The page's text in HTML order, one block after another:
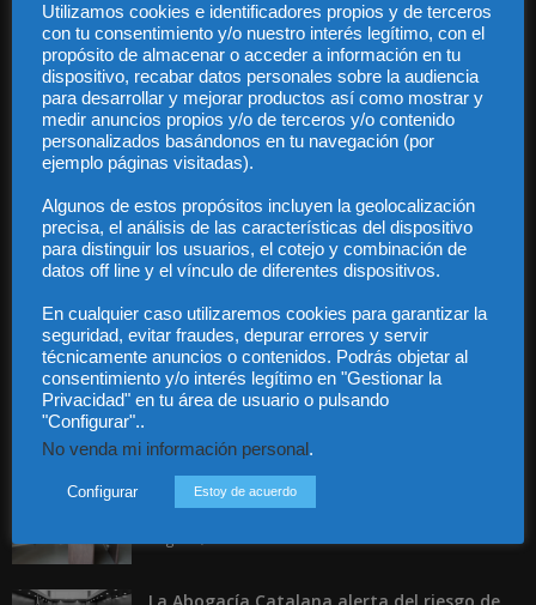
Audiencia y Publicidad
Quiénes somos
Legal
Privacidad
Guía Colaboradores
Contáctanos: info@diariojuridico.com
Incluso más noticias
Especialización total: por qué TBF Abogados
es el referente en derecho...
La Abogacía Catalana alerta del riesgo de
Utilizamos cookies e identificadores propios y de terceros
con tu consentimiento y/o nuestro interés legítimo, con el
propósito de almacenar o acceder a información en tu
dispositivo, recabar datos personales sobre la audiencia
para desarrollar y mejorar productos así como mostrar y
medir anuncios propios y/o de terceros y/o contenido
personalizados basándonos en tu navegación (por
ejemplo páginas visitadas).
Algunos de estos propósitos incluyen la geolocalización
precisa, el análisis de las características del dispositivo
para distinguir los usuarios, el cotejo y combinación de
datos off line y el vínculo de diferentes dispositivos.
En cualquier caso utilizaremos cookies para garantizar la
seguridad, evitar fraudes, depurar errores y servir
técnicamente anuncios o contenidos. Podrás objetar al
consentimiento y/o interés legítimo en "Gestionar la
Privacidad" en tu área de usuario o pulsando
"Configurar"..
No venda mi información personal.
Configurar Estoy de acuerdo